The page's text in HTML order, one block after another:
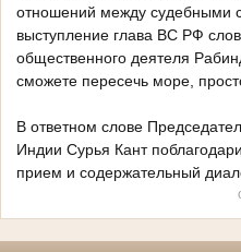
отношений между судебными
выступление глава ВС РФ
общественного деятеля
сможете пересечь море,
В ответном слове
Индии Сурья Кант
прием и содержательный